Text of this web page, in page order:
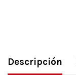
Descripción